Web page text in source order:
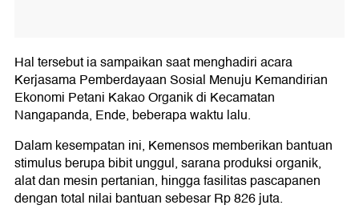
Hal tersebut ia sampaikan saat menghadiri acara
Kerjasama Pemberdayaan Sosial Menuju Kemandirian
Ekonomi Petani Kakao Organik di Kecamatan
Nangapanda, Ende, beberapa waktu lalu.
Dalam kesempatan ini, Kemensos memberikan bantuan
stimulus berupa bibit unggul, sarana produksi organik,
alat dan mesin pertanian, hingga fasilitas pascapanen
dengan total nilai bantuan sebesar Rp 826 juta.